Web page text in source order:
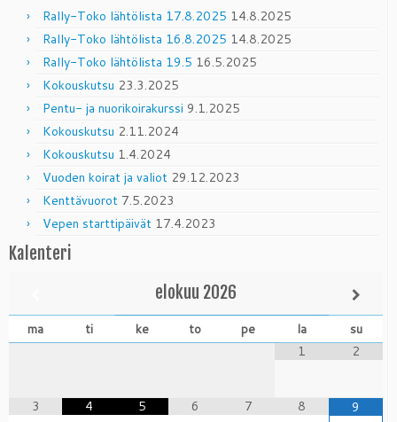
Rally-Toko lähtölista 17.8.2025 14.8.2025
Rally-Toko lähtölista 16.8.2025 14.8.2025
Rally-Toko lähtölista 19.5 16.5.2025
Kokouskutsu 23.3.2025
Pentu- ja nuorikoirakurssi 9.1.2025
Kokouskutsu 2.11.2024
Kokouskutsu 1.4.2024
Vuoden koirat ja valiot 29.12.2023
Kenttävuorot 7.5.2023
Vepen starttipäivät 17.4.2023
Kalenteri
elokuu 2026
ma ti ke to pe la
su
1
2
3 4 5 6 7 8 9